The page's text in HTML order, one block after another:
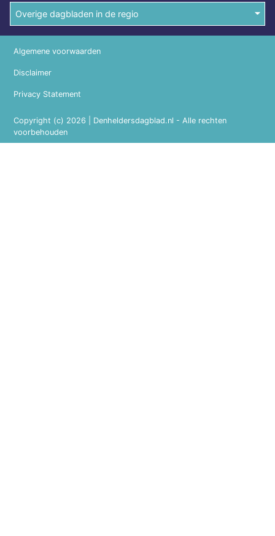
Overige dagbladen in de regio
Copyright (c) 2026 | Denheldersdagblad.nl - Alle rechten
voorbehouden
Algemene voorwaarden
Disclaimer
Privacy Statement